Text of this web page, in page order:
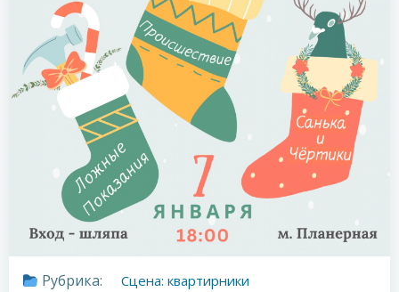
Рубрика:
Сцена: квартирники